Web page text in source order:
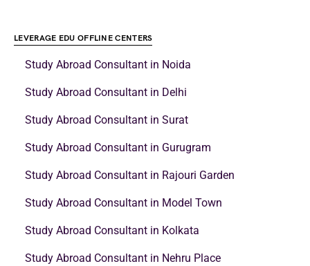
LEVERAGE EDU OFFLINE CENTERS
Study Abroad Consultant in Noida
Study Abroad Consultant in Delhi
Study Abroad Consultant in Surat
Study Abroad Consultant in Gurugram
Study Abroad Consultant in Rajouri Garden
Study Abroad Consultant in Model Town
Study Abroad Consultant in Kolkata
Study Abroad Consultant in Nehru Place